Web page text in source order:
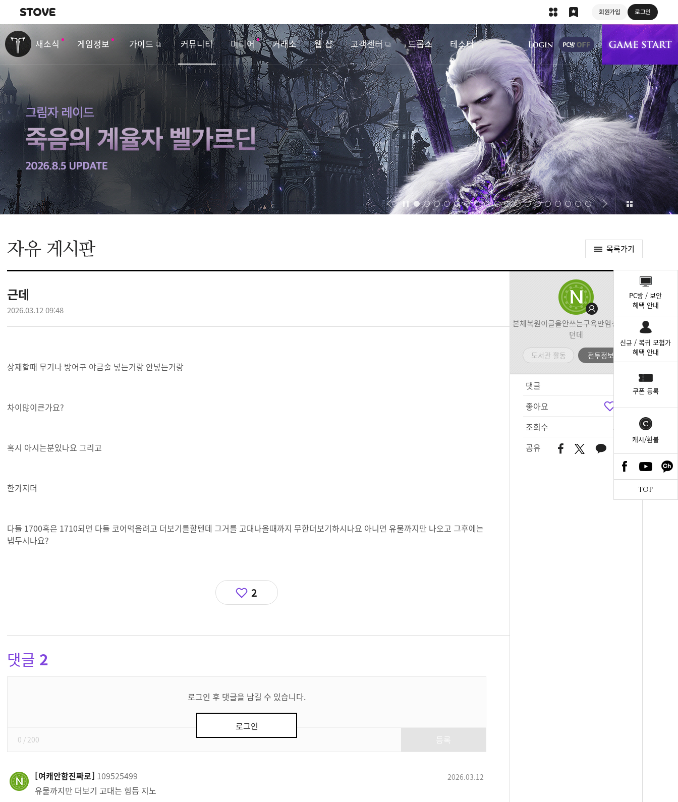
회원가입 로그인
내비게이션
새소식 게임정보 가이드 커뮤니티 미디어 거래소 웹 샵 고객센터 드롭스 테스터
상단 메뉴
벤
트
&
업
데
이
트
목록가기
근데
2026.03.12 09:48
본체복원이글을안쓰는구욕만엄청나게먹
던데
도서관 활동 전투정보실
댓글
좋아요
2
조회수
560
공유
상재할때 무기나 방어구 야금술 넣는거랑 안넣는거랑
차이많이큰가요?
혹시 아시는분있나요 그리고
한가지더
다들 1700혹은 1710되면 다들 코어먹을려고 더보기를할텐데 그거를 고대나올때까지 무한더보기하시나요 아니면 유물까지만 나오고 그후에는
냅두시나요?
2
댓글 2
로그인 후 댓글을 남길 수 있습니다.
로그인
0 / 200
여캐안함진짜로 109525499 2026.03.12
유물까지만 더보기 고대는 힘듬 지노
PC방 / 보안
혜택 안내
신규 / 복귀 모험가
혜택 안내
쿠폰 등록
캐시/환불
TOP